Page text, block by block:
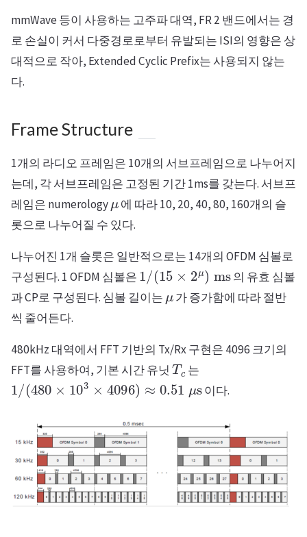
mmWave 등이 사용하는 고주파 대역, FR 2 밴드에서는 경
로 손실이 커서 다중경로로부터 유발되는 ISI의 영향은 상
대적으로 작아, Extended Cyclic Prefix는 사용되지 않는
다.
Frame Structure
1개의 라디오 프레임은 10개의 서브프레임으로 나누어지
는데, 각 서브프레임은 고정된 기간 1ms를 갖는다. 서브프
레임은 numerology
에 따라 10, 20, 40, 80, 160개의 슬
롯으로 나누어질 수 있다.
나누어진 1개 슬롯은 일반적으로는 14개의 OFDM 심볼로
구성된다. 1 OFDM 심볼은 1 /(15× )ms
의 유효 심볼
과 CP로 구성된다. 심볼 길이는
가 증가함에 따라 절반
씩 줄어든다.
480kHz 대역에서 FFT 기반의 Tx/Rx 구현은 4096 크기의
FFT를 사용하여, 기본 시간 유닛 Tc 는
1 (480× 10 3×4096 )≈0.51 μ s 이다.